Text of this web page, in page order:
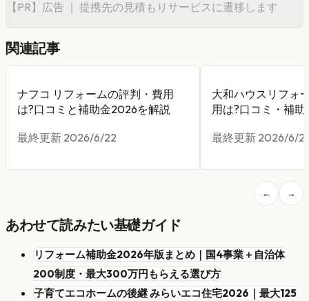
【PR】広告 ｜ 提携先の見積もりサービスに遷移します
関連記事
ナフコ リフォームの評判・費用
は?口コミと補助金2026を解説
最終更新 2026/6/22
大和ハウスリフォ
用は?口コミ・補
最終更新 2026/6/
← →
あわせて読みたい基礎ガイド
リフォーム補助金2026年版まとめ｜国4事業＋自治体
200制度・最大300万円もらえる選び方
子育てエコホームの後継 みらいエコ住宅2026｜最大125